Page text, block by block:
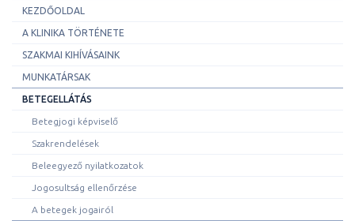
KEZDŐOLDAL
A KLINIKA TÖRTÉNETE
SZAKMAI KIHÍVÁSAINK
MUNKATÁRSAK
BETEGELLÁTÁS
Betegjogi képviselő
Szakrendelések
Beleegyező nyilatkozatok
Jogosultság ellenőrzése
A betegek jogairól